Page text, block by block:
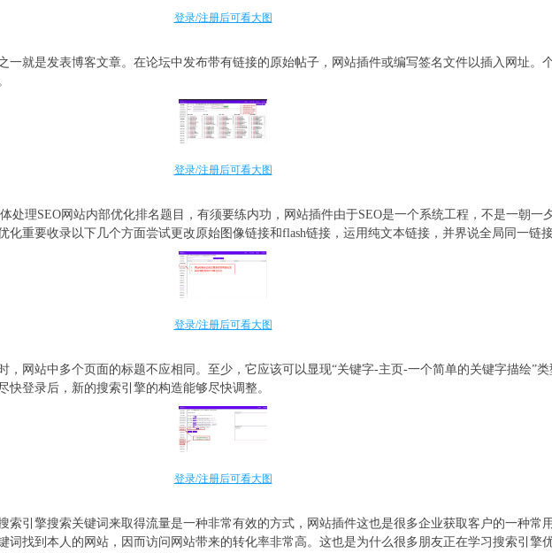
登录/注册后可看大图
一就是发表博客文章。在论坛中发布带有链接的原始帖子，网站插件或编写签名文件以插入网址。
登录/注册后可看大图
处理SEO网站内部优化排名题目，有须要练内功，网站插件由于SEO是一个系统工程，不是一朝一
化重要收录以下几个方面尝试更改原始图像链接和flash链接，运用纯文本链接，并界说全局同一链接
登录/注册后可看大图
，网站中多个页面的标题不应相同。至少，它应该可以显现“关键字-主页-一个简单的关键字描绘”
快登录后，新的搜索引擎的构造能够尽快调整。
登录/注册后可看大图
索引擎搜索关键词来取得流量是一种非常有效的方式，网站插件这也是很多企业获取客户的一种常
词找到本人的网站，因而访问网站带来的转化率非常高。这也是为什么很多朋友正在学习搜索引擎